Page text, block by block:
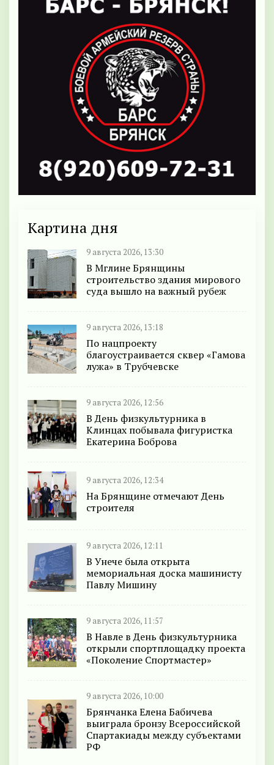
Картина дня
9 августа 2026, 13:30
В Мглине Брянщины
строительство здания мирового
суда вышло на важный рубеж
9 августа 2026, 13:18
По нацпроекту
благоустраивается сквер «Гамова
лужа» в Трубчевске
9 августа 2026, 12:56
В День физкультурника в
Клинцах побывала фигуристка
Екатерина Боброва
9 августа 2026, 12:34
На Брянщине отмечают День
строителя
9 августа 2026, 12:11
В Унече была открыта
мемориальная доска машинисту
Павлу Мишину
9 августа 2026, 11:57
В Навле в День физкультурника
открыли спортплощадку проекта
«Поколение Спортмастер»
9 августа 2026, 10:00
Брянчанка Елена Бабичева
выиграла бронзу Всероссийской
Спартакиады между субъектами
РФ